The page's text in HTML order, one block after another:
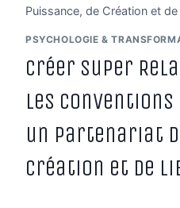
Puissance, de Création et
PSYCHOLOGIE &
Créer Super
les
un Partenariat
Création et de